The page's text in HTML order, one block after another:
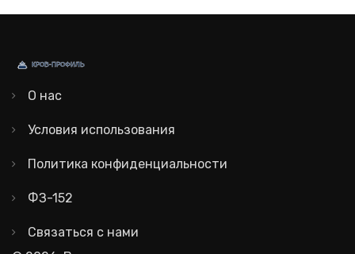
О нас
Условия использования
Политика конфиденциальности
ФЗ-152
Связаться с нами